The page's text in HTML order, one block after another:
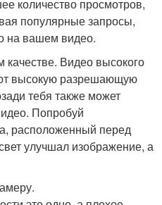
количество просмотров,
популярные запросы,
на вашем видео.
Видео высокого
высокую разрешающую
тебя также может
Попробуй
расположенный перед
улучшал изображение, а